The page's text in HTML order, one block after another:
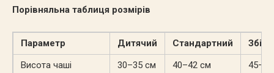
Порівняльна таблиця розмірів
Параметр Дитячий Стандартний
Висота чаші
30–35 см 40–42 см